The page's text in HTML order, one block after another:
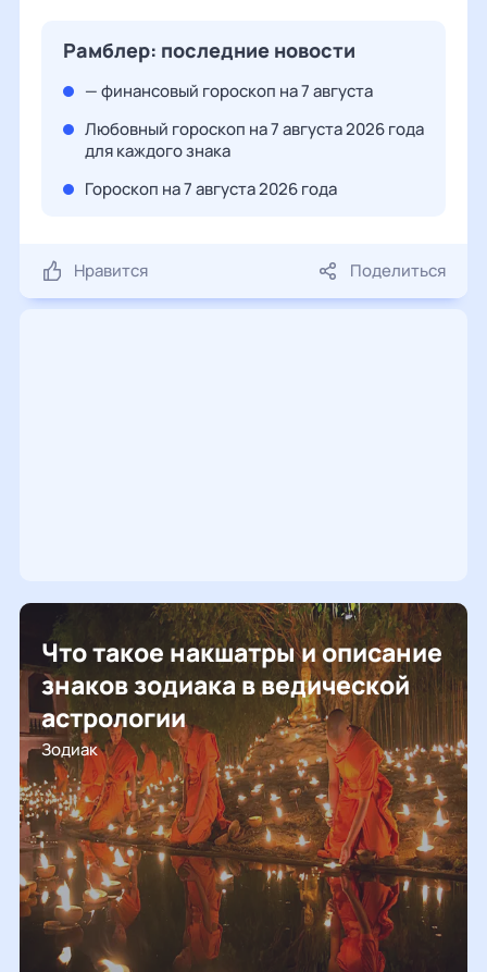
Рамблер: последние новости
— финансовый гороскоп на 7 августа
Любовный гороскоп на 7 августа 2026 года
для каждого знака
Гороскоп на 7 августа 2026 года
Нравится Поделиться
Что такое накшатры и описание
знаков зодиака в ведической
астрологии
Зодиак